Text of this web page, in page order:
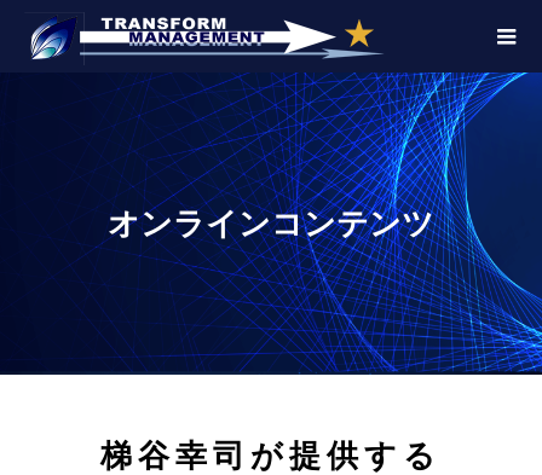
オンラインコンテンツ
梯谷幸司が提供する